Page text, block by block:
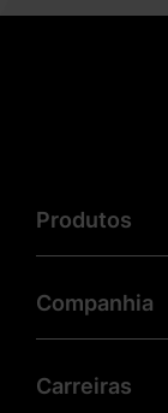
Produtos
Companhia
Carreiras